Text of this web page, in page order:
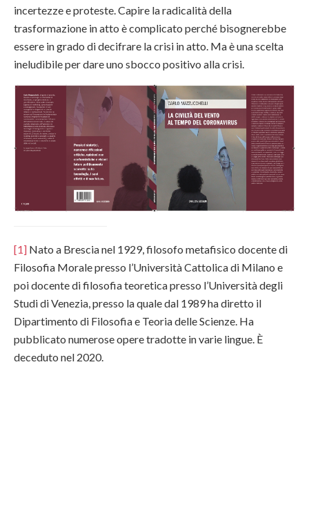
incertezze e proteste. Capire la radicalità della
trasformazione in atto è complicato perché bisognerebbe
essere in grado di decifrare la crisi in atto. Ma è una scelta
ineludibile per dare uno sbocco positivo alla crisi.
[1] Nato a Brescia nel 1929, filosofo metafisico docente di
Filosofia Morale presso l’Università Cattolica di Milano e
poi docente di filosofia teoretica presso l’Università degli
Studi di Venezia, presso la quale dal 1989 ha diretto il
Dipartimento di Filosofia e Teoria delle Scienze. Ha
pubblicato numerose opere tradotte in varie lingue. È
deceduto nel 2020.